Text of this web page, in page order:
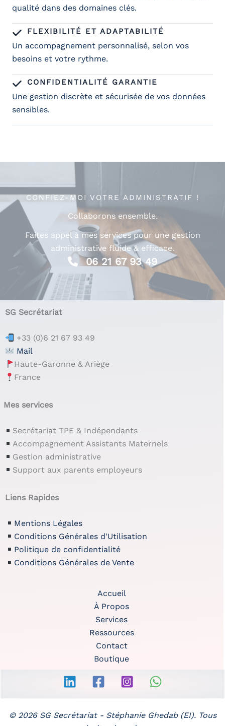
qualité dans des domaines clés.
FLEXIBILITÉ ET ADAPTABILITÉ
Un accompagnement personnalisé, selon vos
besoins et votre rythme.
CONFIDENTIALITÉ GARANTIE
Une gestion discrète et sécurisée de vos données
sensibles.
CONFIEZ-MOI VOTRE ADMINISTRATIF !
Collaborons ensemble.
Faites appel à mes services pour une gestion
administrative fluide & efficace.
06 21 67 93 49
SG Secrétariat
+33 (0)6 21 67 93 49
Mail
Haute-Garonne & Ariège
France
Mes services
Secrétariat TPE & Indépendants
Accompagnement Assistants Maternels
Gestion administrative
Support aux parents employeurs
Liens Rapides
Mentions Légales
Conditions Générales d'Utilisation
Politique de confidentialité
Conditions Générales de Vente
Accueil
À Propos
Services
Ressources
Contact
Boutique
© 2026 SG Secrétariat - Stéphanie Ghedab (EI). Tous